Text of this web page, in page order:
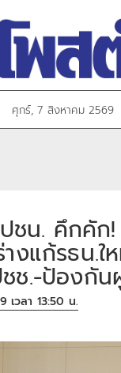
ศุกร์, 7 สิงหาคม 2569
ปชน. คึกคัก
งแก้รธน.ใ
ช.-ป้องกัน
เวลา 13:50 น.